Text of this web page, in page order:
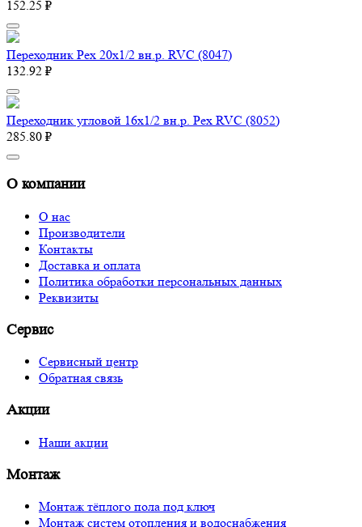
152.25 ₽
Переходник Pex 20х1/2 вн.р. RVC (8047)
132.92 ₽
Переходник угловой 16х1/2 вн.р. Pex RVC (8052)
285.80 ₽
О компании
О нас
Производители
Контакты
Доставка и оплата
Политика обработки персональных данных
Реквизиты
Сервис
Сервисный центр
Обратная связь
Акции
Наши акции
Монтаж
Монтаж тёплого пола под ключ
Монтаж систем отопления и водоснабжения